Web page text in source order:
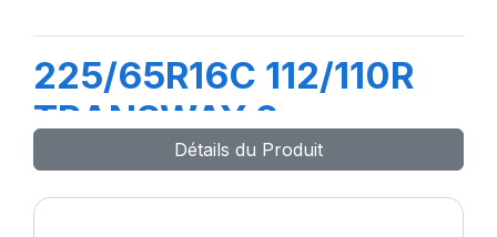
225/65R16C 112/110R
TRANSWAY 2
Détails du Produit